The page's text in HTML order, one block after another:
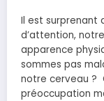
Il est surprenant
d’attention,
apparence
sommes pas
notre cerveau ?
préoccupation